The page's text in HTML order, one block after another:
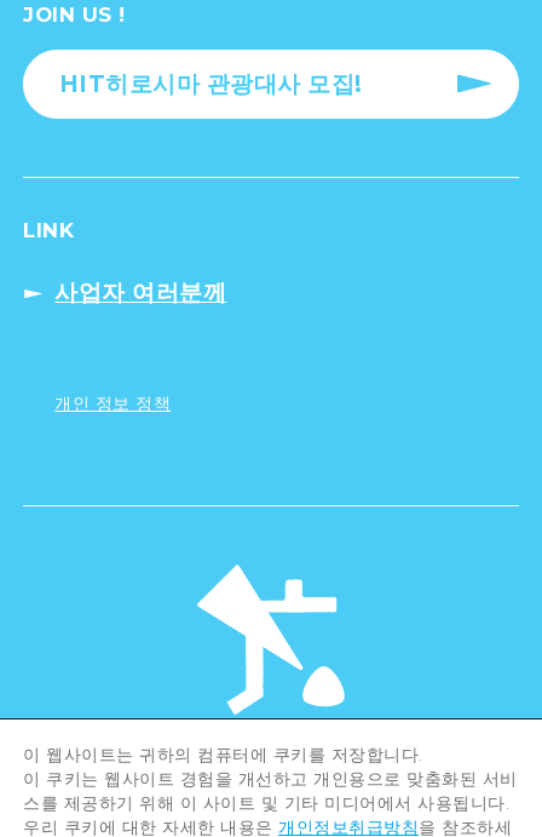
JOIN US !
HIT히로시마 관광대사 모집!
LINK
사업자 여러분께
개인 정보 정책
©Hiroshima Tourism Association /
Hiroshima Prefecture / Hiroshima City .
All rights reserved
이 웹사이트는 귀하의 컴퓨터에 쿠키를 저장합니다.
이 쿠키는 웹사이트 경험을 개선하고 개인용으로 맞춤화된 서비
스를 제공하기 위해 이 사이트 및 기타 미디어에서 사용됩니다.
우리 쿠키에 대한 자세한 내용은개인정보취급방침을 참조하세